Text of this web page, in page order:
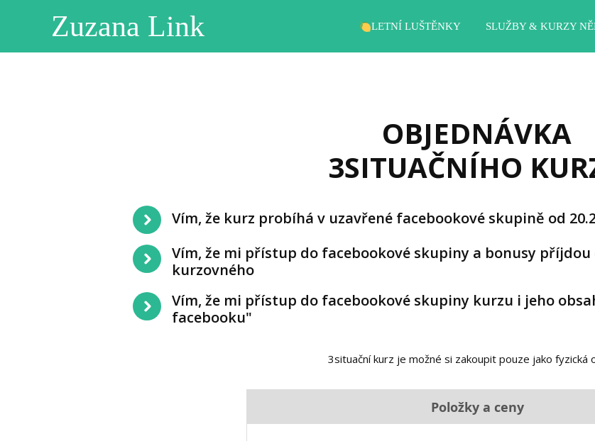
Zuzana Link LETNÍ LUŠTĚNKY SLUŽBY & KURZY
OBJEDNÁVKA
3SITUAČNÍHO
Vím, že kurz probíhá v uzavřené facebookové skupině od
Vím, že mi přístup do facebookové skupiny a bonusy
kurzovného
Vím, že mi přístup do facebookové skupiny kurzu i jeho
facebooku"
3situační kurz je možné si zakoupit pouze jako fyzická
Položky a ceny